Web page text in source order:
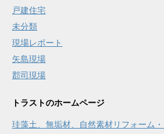
戸建住宅
未分類
現場レポート
矢島現場
郡司現場
トラストのホームページ
珪藻土、無垢材、自然素材リフォーム